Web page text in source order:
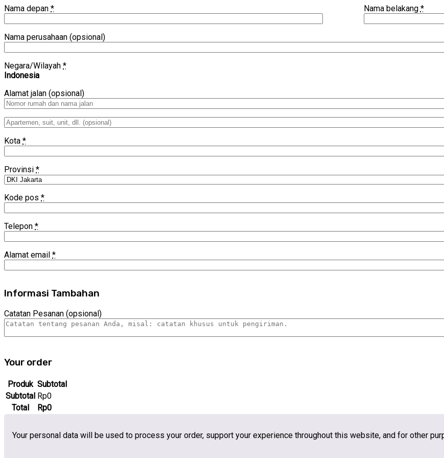
Nama depan * Nama belakang *
Nama perusahaan (opsional)
Negara/Wilayah *
Indonesia
Alamat jalan (opsional)
Apartemen,
suit,
unit,
Kota *
Provinsi *
Kode pos *
Telepon *
Alamat email *
Informasi Tambahan
Catatan Pesanan (opsional)
Your order
Produk Subtotal
Subtotal Rp0
Total
Rp0
Your personal data will be used to process your order, support your experience throughout this website, and for other